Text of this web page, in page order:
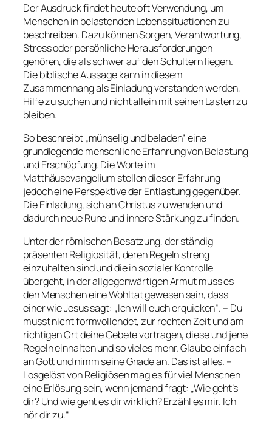
Der Ausdruck findet heute oft Verwendung, um
Menschen in belastenden Lebenssituationen zu
beschreiben. Dazu können Sorgen, Verantwortung,
Stress oder persönliche Herausforderungen
gehören, die als schwer auf den Schultern liegen.
Die biblische Aussage kann in diesem
Zusammenhang als Einladung verstanden werden,
Hilfe zu suchen und nicht allein mit seinen Lasten zu
bleiben.
So beschreibt „mühselig und beladen“ eine
grundlegende menschliche Erfahrung von Belastung
und Erschöpfung. Die Worte im
Matthäusevangelium stellen dieser Erfahrung
jedoch eine Perspektive der Entlastung gegenüber.
Die Einladung, sich an Christus zu wenden und
dadurch neue Ruhe und innere Stärkung zu finden.
Unter der römischen Besatzung, der ständig
präsenten Religiosität, deren Regeln streng
einzuhalten sind und die in sozialer Kontrolle
übergeht, in der allgegenwärtigen Armut muss es
den Menschen eine Wohltat gewesen sein, dass
einer wie Jesus sagt: „Ich will euch erquicken“. – Du
musst nicht formvollendet, zur rechten Zeit und am
richtigen Ort deine Gebete vortragen, diese und jene
Regeln einhalten und so vieles mehr. Glaube einfach
an Gott und nimm seine Gnade an. Das ist alles. –
Losgelöst von Religiösen mag es für viel Menschen
eine Erlösung sein, wenn jemand fragt: „Wie geht’s
dir? Und wie geht es dir wirklich? Erzähl es mir. Ich
hör dir zu.“